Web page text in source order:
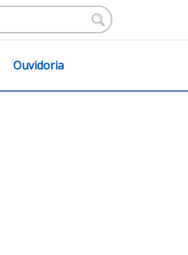
Ouvidoria